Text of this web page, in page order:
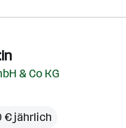
& Co KG
€ jährlich